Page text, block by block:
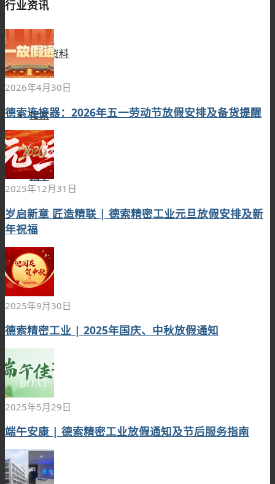
技术资料
搜索
菜单
行业资讯
2026年4月30日
德索连接器：2026年五一劳动节放假安排及备货提醒
2025年12月31日
岁启新章 匠造精联 | 德索精密工业元旦放假安排及新
年祝福
2025年9月30日
德索精密工业 | 2025年国庆、中秋放假通知
2025年5月29日
端午安康 | 德索精密工业放假通知及节后服务指南